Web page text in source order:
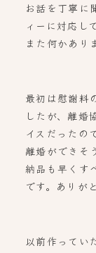
お話を丁寧に
ィーに対応し
また何かあり
最初は慰謝料
したが、離婚
イスだったの
離婚ができそ
納品も早くす
です。ありが
以前作ってい